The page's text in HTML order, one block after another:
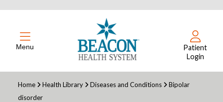
Menu
Patient
Login
Home Health Library Diseases and Conditions
Bipolar
disorder